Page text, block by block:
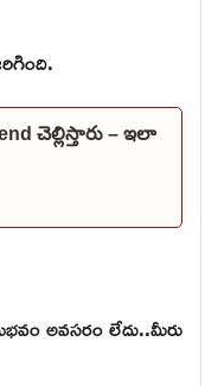
చెల్లిస్తారు – ఇలా
అవసరం లేదు..మీరు